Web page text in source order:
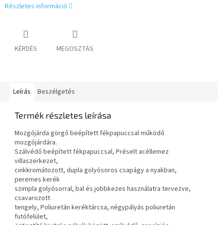
Részletes információ
KÉRDÉS MEGOSZTÁS
Leírás Beszélgetés
Termék részletes leírása
Mozgójárda görgő beépített fékpapuccsal működő
mozgójárdára.
Szálvédő beépített fékpapuccsal, Préselt acéllemez
villaszerkezet,
cinkkromátozott, dupla golyósoros csapágy a nyakban,
peremes kerék
szimpla golyósorral, bal és jobbkezes használatra tervezve,
csavarozott
tengely, Poliuretán keréktárcsa, négypályás poliuretán
futófelület,